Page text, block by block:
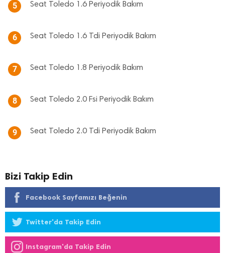
5 Seat Toledo 1.6 Periyodik Bakım
6 Seat Toledo 1.6 Tdi Periyodik Bakım
7 Seat Toledo 1.8 Periyodik Bakım
8 Seat Toledo 2.0 Fsi Periyodik Bakım
9 Seat Toledo 2.0 Tdi Periyodik Bakım
Bizi Takip Edin
Facebook Sayfamızı Beğenin
Twitter'da Takip Edin
Instagram'da Takip Edin